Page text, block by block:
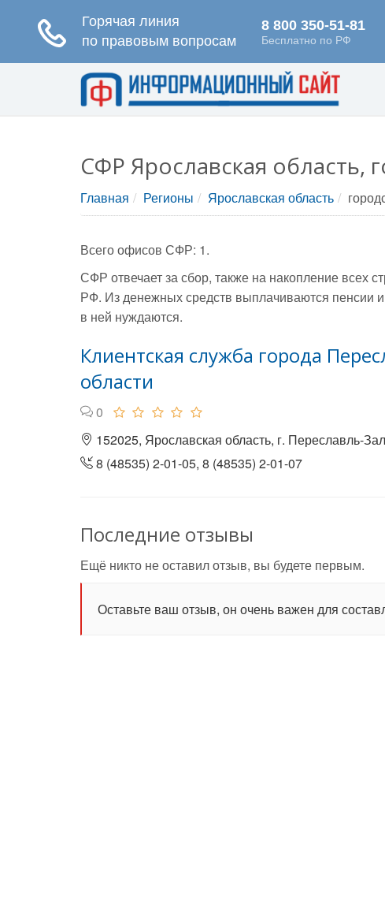
СФР Ярославская область,
Главная Регионы Ярославская область
Всего офисов СФР: 1.
СФР отвечает за сбор, также на накопление всех
РФ. Из денежных средств выплачиваются пенсии
в ней нуждаются.
Клиентская служба города
области
0
152025, Ярославская область, г. Переславль-
8 (48535) 2-01-05, 8 (48535) 2-01-07
Последние отзывы
Ещё никто не оставил отзыв, вы будете первым.
Оставьте ваш отзыв, он очень важен для